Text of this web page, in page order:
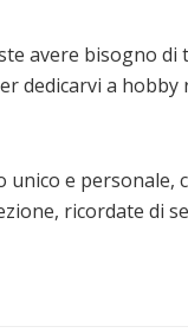
avere bisogno di
dedicarvi a hobby
unico e personale,
ricordate di